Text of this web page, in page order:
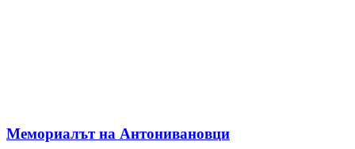
Мемориалът на Антонивановци